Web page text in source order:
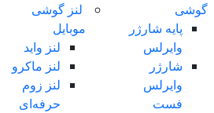
گوشی
پایه شارژر
وایرلس
شارژر
وایرلس
فست
لنز گوشی
موبایل
لنز واید
لنز ماکرو
لنز زوم
حرفه‌ای